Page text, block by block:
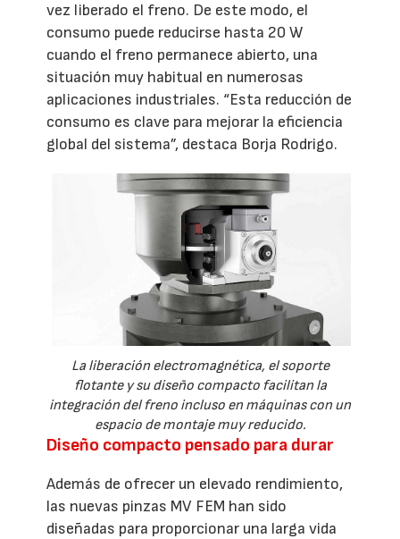
vez liberado el freno. De este modo, el
consumo puede reducirse hasta 20 W
cuando el freno permanece abierto, una
situación muy habitual en numerosas
aplicaciones industriales. “Esta reducción de
consumo es clave para mejorar la eficiencia
global del sistema”, destaca Borja Rodrigo.
La liberación electromagnética, el soporte
flotante y su diseño compacto facilitan la
integración del freno incluso en máquinas con un
espacio de montaje muy reducido.
Diseño compacto pensado para durar
Además de ofrecer un elevado rendimiento,
las nuevas pinzas MV FEM han sido
diseñadas para proporcionar una larga vida